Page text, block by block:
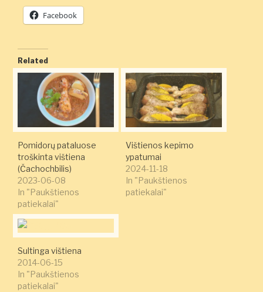
Facebook
Related
Pomidorų pataluose
troškinta vištiena
(Čachochbilis)
2023-06-08
In "Paukštienos
patiekalai"
Vištienos kepimo
ypatumai
2024-11-18
In "Paukštienos
patiekalai"
Sultinga vištiena
2014-06-15
In "Paukštienos
patiekalai"